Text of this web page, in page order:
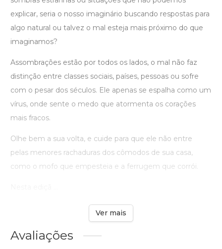
explicar, seria o nosso imaginário buscando respostas para
algo natural ou talvez o mal esteja mais próximo do que
imaginamos?
Assombrações estão por todos os lados, o mal não faz
distinção entre classes sociais, países, pessoas ou sofre
com o pesar dos séculos. Ele apenas se espalha como um
vírus, onde sente o medo que atormenta os corações
mais fracos.
Olhe bem a sua volta, e cuide para que ele não entre
pelas menores rachaduras dos cômodos de sua casa,
como o mofo que empesteia e a ferrugem que corrói.
Ver mais
Avaliações